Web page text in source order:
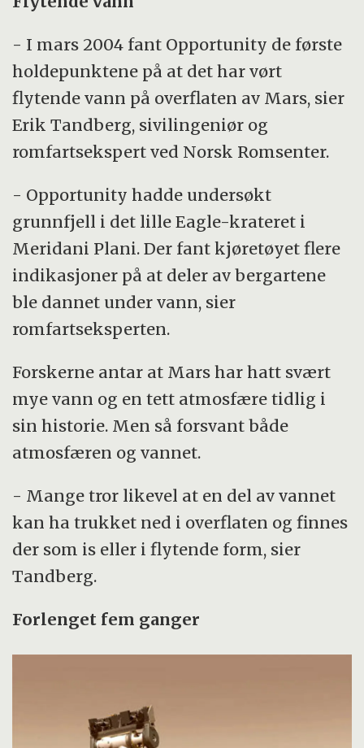
- I mars 2004 fant Opportunity de første
holdepunktene på at det har vørt
flytende vann på overflaten av Mars, sier
Erik Tandberg, sivilingeniør og
romfartsekspert ved Norsk Romsenter.
- Opportunity hadde undersøkt
grunnfjell i det lille Eagle-krateret i
Meridani Plani. Der fant kjøretøyet flere
indikasjoner på at deler av bergartene
ble dannet under vann, sier
romfartseksperten.
Forskerne antar at Mars har hatt svært
mye vann og en tett atmosfære tidlig i
sin historie. Men så forsvant både
atmosfæren og vannet.
- Mange tror likevel at en del av vannet
kan ha trukket ned i overflaten og finnes
der som is eller i flytende form, sier
Tandberg.
Forlenget fem ganger